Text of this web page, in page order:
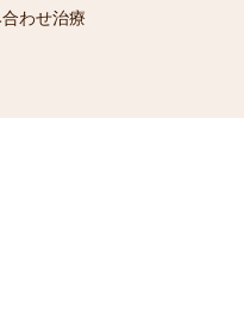
わせ治療